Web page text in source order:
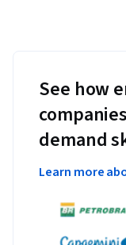
See how
demand
Learn more